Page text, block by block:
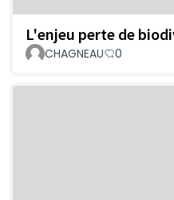
L'enjeu perte de
CHAGNEAU 0